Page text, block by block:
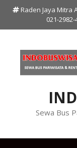
Langsung
isi
Raden Jaya Mitra
021-2982-
Sewa Bus